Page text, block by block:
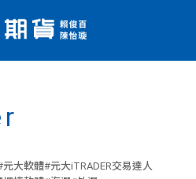
元大軟體#元大iTRADER交易達人